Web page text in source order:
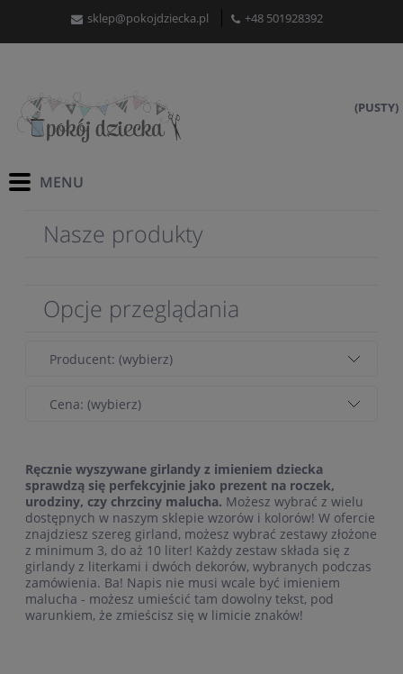
sklep@pokojdziecka.pl +48 501928392
(PUSTY)
Nasze produkty
Opcje przeglądania
Producent: (wybierz)
Cena: (wybierz)
Ręcznie wyszywane girlandy z imieniem dziecka
sprawdzą się perfekcyjnie jako prezent na roczek,
urodziny, czy chrzciny malucha. Możesz wybrać z wielu
dostępnych w naszym sklepie wzorów i kolorów! W ofercie
znajdziesz szereg girland, możesz wybrać zestawy złożone
z minimum 3, do aż 10 liter! Każdy zestaw składa się z
girlandy z literkami i dwóch dekorów, wybranych podczas
zamówienia. Ba! Napis nie musi wcale być imieniem
malucha - możesz umieścić tam dowolny tekst, pod
warunkiem, że zmieścisz się w limicie znaków!